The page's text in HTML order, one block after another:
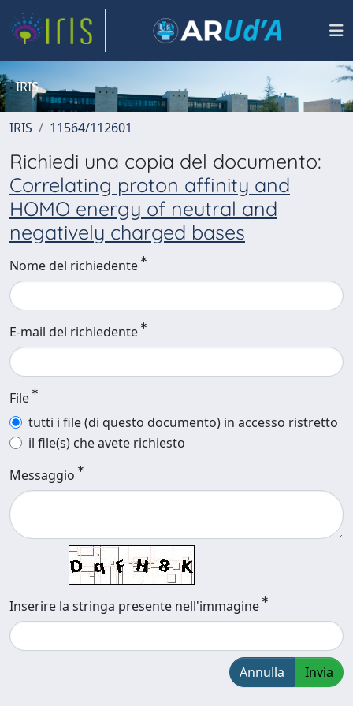
IRIS
IRIS 11564/112601
Richiedi una copia del documento:
Correlating proton affinity and
HOMO energy of neutral and
negatively charged bases
Nome del richiedente
E-mail del richiedente
File
tutti i file (di questo documento) in accesso ristretto
il file(s) che avete richiesto
Messaggio
Inserire la stringa presente nell'immagine
Annulla Invia